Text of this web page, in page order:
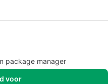
package manager
voor